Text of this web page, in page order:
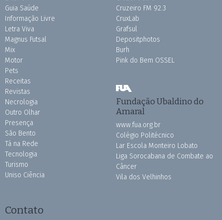
Guia Saúde
Informação Livre
Letra Viva
Magnus Futsal
Mix
Motor
Pets
Receitas
Revistas
Necrologia
Outro Olhar
Presença
São Bento
Tá na Rede
Tecnologia
Turismo
Uniso Ciência
Cruzeiro FM 92.3
CruxLab
Grafsul
Depositphotos
Burh
Pink do Bem OSSEL
Fundação Ubaldino do
Amaral
www.fua.org.br
Colégio Politécnico
Lar Escola Monteiro Lobato
Liga Sorocabana de Combate ao
Câncer
Vila dos Velhinhos
Contato